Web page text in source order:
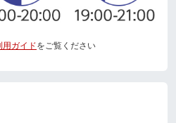
用ガイドをご覧ください